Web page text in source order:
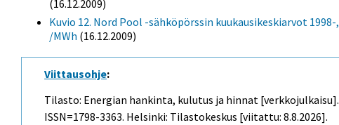
(16.12.2009)
Kuvio 12. Nord Pool -sähköpörssin kuukausikeskiarvot 1998-,
/MWh (16.12.2009)
Viittausohje:
Tilasto: Energian hankinta, kulutus ja hinnat [verkkojulkaisu].
ISSN=1798-3363. Helsinki: Tilastokeskus [viitattu: 8.8.2026].